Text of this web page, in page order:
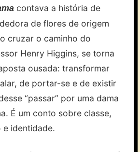
contava a história de
de flores de origem
cruzar o caminho do
Henry Higgins, se torna
ousada: transformar
de portar-se e de existir
“passar” por uma dama
É um conto sobre classe,
identidade.